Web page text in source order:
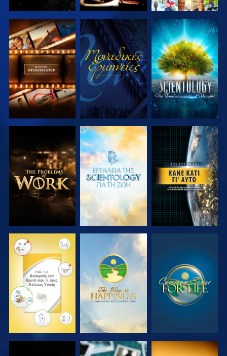
ΕΞΕΡΕΥΝΗΣΤΕ
ΤΗ ΣΕΙΡΑ
ΠΑΡΑΚΟΛΟΥΘΗΣΤΕ
ΕΞΕΡΕΥΝΗΣΤΕ
ΤΗ ΣΕΙΡΑ
ΕΞΕΡΕΥΝΗΣΤΕ
ΤΗ ΣΕΙΡΑ
ΕΞΕΡΕΥΝΗΣΤΕ
ΤΗ ΣΕΙΡΑ
ΠΑΡΑΚΟΛΟΥΘΗΣΤΕ
ΠΑΡΑΚΟΛΟΥΘΗΣΤΕ ΠΑΡΑΚΟΛΟΥΘΗΣΤΕ ΠΑΡΑΚΟΛΟΥΘΗΣΤΕ